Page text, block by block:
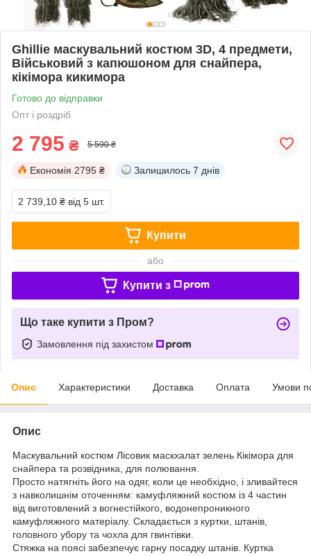
Ghillie маскувальний костюм 3D, 4 предмети,
Військовий з капюшоном для снайпера,
кікімора кикимора
Готово до відправки
Опт і роздріб
2 795 ₴ 5 590 ₴
Економія 2795 ₴ Залишилось 7 днів
2 739,10 ₴ від 5 шт.
Купити
або
Купити з
Що таке купити з Пром?
Замовлення під захистом
Опис Характеристики Доставка Оплата Умови
Опис
Маскувальний костюм Лісовик маскхалат зелень Кікімора для
снайпера та розвідника, для полювання.
Просто натягніть його на одяг, коли це необхідно, і зливайтеся
з навколишнім оточенням: камуфляжний костюм із 4 частин
від виготовлений з вогнестійкого, водонепроникного
камуфляжного матеріалу. Складається з куртки, штанів,
головного убору та чохла для гвинтівки.
Стяжка на поясі забезпечує гарну посадку штанів. Куртка